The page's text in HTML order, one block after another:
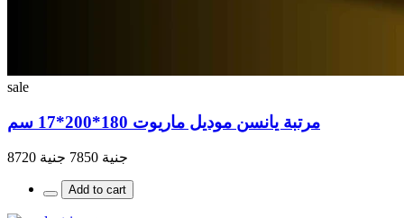
sale
مرتبة يانسن موديل ماريوت 180*200*17 سم
جنية 7850 جنية 8720
Add to cart